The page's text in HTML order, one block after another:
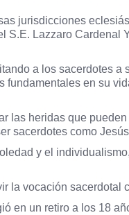
jurisdicciones
S.E. Lazzaro Cardenal
a los sacerdotes
en su
las heridas que
sacerdotes como
y el
la vocación sacerdotal
en un retiro a los 18